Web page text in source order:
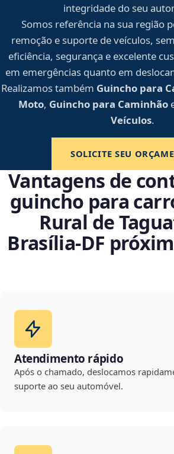
integridade do seu
Somos referência na sua região
remoção e suporte de veículos,
eficiência, segurança e excelente
em emergências quanto em
Realizamos também Guincho para
Moto, Guincho para Caminhão
Veículos.
SOLICITE SEU
Vantagens de
guincho para
Rural de
Brasília‑DF
Atendimento rápido
Após o chamado, deslocamos
suporte ao seu automóvel.